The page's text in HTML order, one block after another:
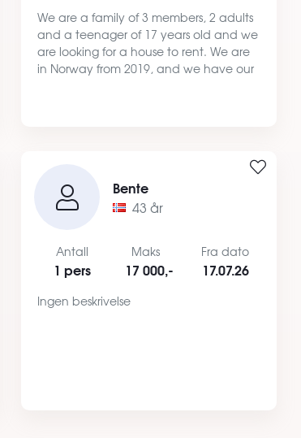
We are a family of 3 members, 2 adults
and a teenager of 17 years old and we
are looking for a house to rent. We are
in Norway from 2019, and we have our
Bente
43 år
Antall
1 pers
Maks
17 000,-
Fra dato
17.07.26
Ingen beskrivelse